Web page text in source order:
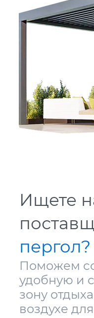
Ищете
пергол?
Поможем
удобную и
зону
воздухе